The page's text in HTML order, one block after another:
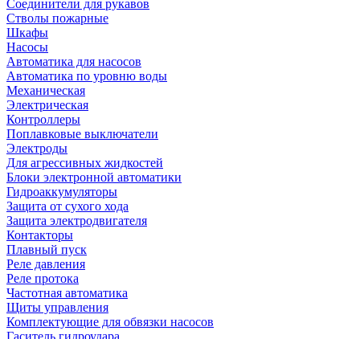
Соединители для рукавов
Стволы пожарные
Шкафы
Насосы
Автоматика для насосов
Автоматика по уровню воды
Механическая
Электрическая
Контроллеры
Поплавковые выключатели
Электроды
Для агрессивных жидкостей
Блоки электронной автоматики
Гидроаккумуляторы
Защита от сухого хода
Защита электродвигателя
Контакторы
Плавный пуск
Реле давления
Реле протока
Частотная автоматика
Щиты управления
Комплектующие для обвязки насосов
Гаситель гидроудара